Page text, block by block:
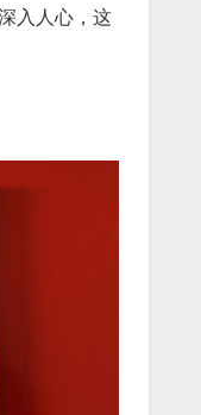
入人心，这